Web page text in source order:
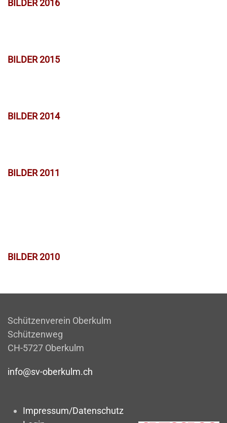
BILDER 2016
BILDER 2015
BILDER 2014
BILDER 2011
BILDER 2010
Schützenverein Oberkulm
Schützenweg
CH-5727 Oberkulm
info@sv-oberkulm.ch
Impressum/Datenschutz